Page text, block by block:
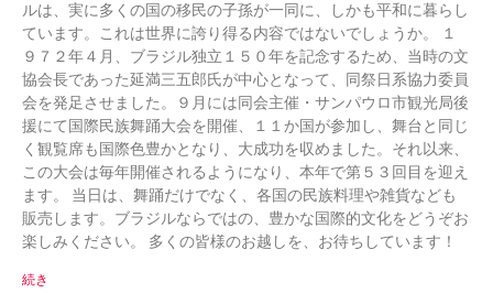
ルは、実に多くの国の移民の子孫が一同に、しかも平和に暮らし
ています。これは世界に誇り得る内容ではないでしょうか。 １
９７２年４月、ブラジル独立１５０年を記念するため、当時の文
協会長であった延満三五郎氏が中心となって、同祭日系協力委員
会を発足させました。９月には同会主催・サンパウロ市観光局後
援にて国際民族舞踊大会を開催、１１か国が参加し、舞台と同じ
く観覧席も国際色豊かとなり、大成功を収めました。それ以来、
この大会は毎年開催されるようになり、本年で第５３回目を迎え
ます。 当日は、舞踊だけでなく、各国の民族料理や雑貨なども
販売します。ブラジルならではの、豊かな国際的文化をどうぞお
楽しみください。 多くの皆様のお越しを、お待ちしています！
続き